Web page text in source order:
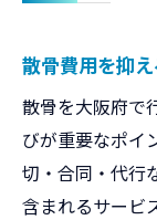
散骨費用を抑
散骨を大阪府で
びが重要なポイ
切・合同・代行
含まれるサービ